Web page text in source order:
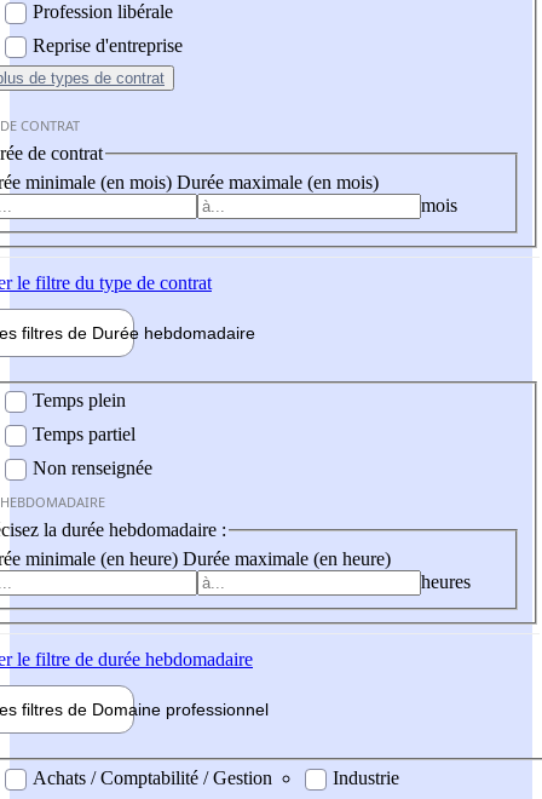
Profession libérale
Reprise d'entreprise
de types de contrat
CONTRAT
de contrat
minimale (en mois) Durée maximale (en mois)
mois
le filtre du type de contrat
filtres de Durée hebdomadaire
Temps plein
Temps partiel
Non renseignée
la durée hebdomadaire :
minimale (en heure) Durée maximale (en heure)
heures
le filtre de durée hebdomadaire
filtres de Domaine professionnel
professionel
Achats / Comptabilité / Gestion
Industrie